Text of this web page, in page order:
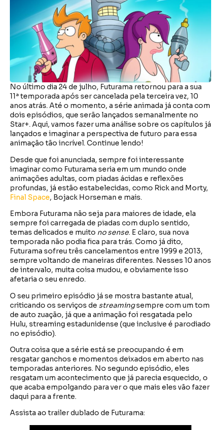
No último dia 24 de julho, Futurama retornou para a sua
11ª temporada após ser cancelada pela terceira vez, 10
anos atrás. Até o momento, a série animada já conta com
dois episódios, que serão lançados semanalmente no
Star+. Aqui, vamos fazer uma análise sobre os capítulos já
lançados e imaginar a perspectiva de futuro para essa
animação tão incrível. Continue lendo!
Desde que foi anunciada, sempre foi interessante
imaginar como Futurama seria em um mundo onde
animações adultas, com piadas ácidas e reflexões
profundas, já estão estabelecidas, como Rick and Morty,
Final Space, Bojack Horseman e mais.
Embora Futurama não seja para maiores de idade, ela
sempre foi carregada de piadas com duplo sentido,
temas delicados e muito no sense. E claro, sua nova
temporada não podia fica para trás. Como já dito,
Futurama sofreu três cancelamentos entre 1999 e 2013,
sempre voltando de maneiras diferentes. Nesses 10 anos
de intervalo, muita coisa mudou, e obviamente isso
afetaria o seu enredo.
O seu primeiro episódio já se mostra bastante atual,
criticando os serviços de streamingsempre com um tom
de auto zuação, já que a animação foi resgatada pelo
Hulu, streaming estadunidense (que inclusive é parodiado
no episódio).
Outra coisa que a série está se preocupando é em
resgatar ganchos e momentos deixados em aberto nas
temporadas anteriores. No segundo episódio, eles
resgatam um acontecimento que já parecia esquecido, o
que acaba empolgando para ver o que mais eles vão fazer
daqui para a frente.
Assista ao trailer dublado de Futurama: